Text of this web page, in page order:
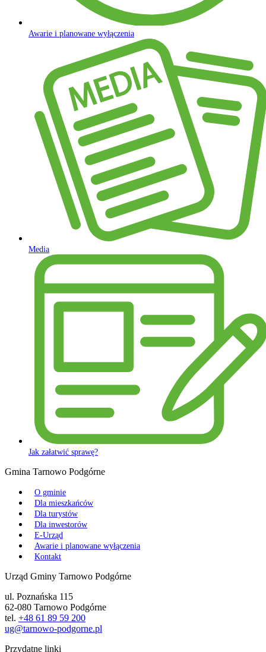
Awarie i planowane wyłączenia
Media
Jak załatwić sprawę?
Gmina Tarnowo Podgórne
O gminie
Dla mieszkańców
Dla turystów
Dla inwestorów
E-Urząd
Awarie i planowane wyłączenia
Kontakt
Urząd Gminy Tarnowo Podgórne
ul. Poznańska 115
62-080 Tarnowo Podgórne
tel. +48 61 89 59 200
ug@tarnowo-podgorne.pl
Przydatne linki